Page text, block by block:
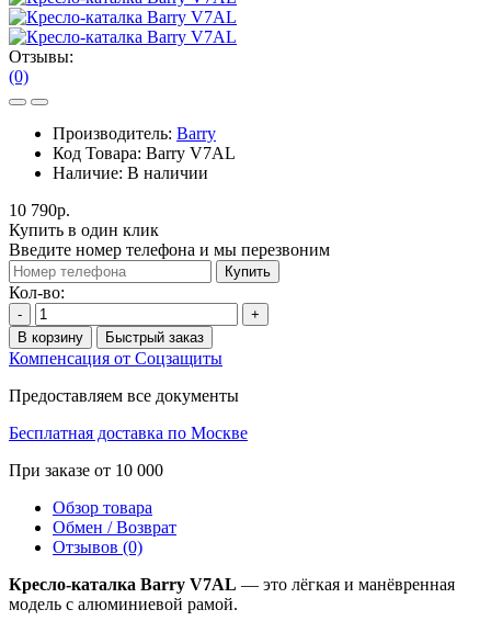
Отзывы:
(0)
Производитель: Barry
Код Товара: Barry V7AL
Наличие: В наличии
10 790р.
Купить в один клик
Введите номер телефона и мы перезвоним
Купить
Кол-во:
-
+
В корзину
Быстрый заказ
Компенсация от Соцзащиты
Предоставляем все документы
Бесплатная доставка по Москве
При заказе от 10 000
Обзор товара
Обмен / Возврат
Отзывов (0)
Кресло-каталка Barry V7AL — это лёгкая и манёвренная
модель с алюминиевой рамой.